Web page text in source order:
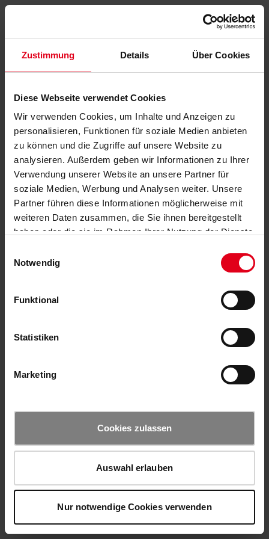
Zustimmung Details Über Cookies
Diese Webseite verwendet Cookies
Wir verwenden Cookies, um Inhalte und Anzeigen zu
personalisieren, Funktionen für soziale Medien anbieten
zu können und die Zugriffe auf unsere Website zu
analysieren. Außerdem geben wir Informationen zu Ihrer
Verwendung unserer Website an unsere Partner für
soziale Medien, Werbung und Analysen weiter. Unsere
Partner führen diese Informationen möglicherweise mit
weiteren Daten zusammen, die Sie ihnen bereitgestellt
haben oder die sie im Rahmen Ihrer Nutzung der Dienste
Notwendig
Funktional
Statistiken
Marketing
Cookies zulassen
Auswahl erlauben
Nur notwendige Cookies verwenden